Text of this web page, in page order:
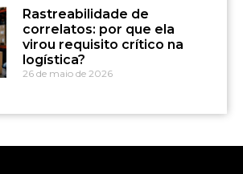
Rastreabilidade de
correlatos: por que ela
virou requisito crítico na
logística?
26 de maio de 2026